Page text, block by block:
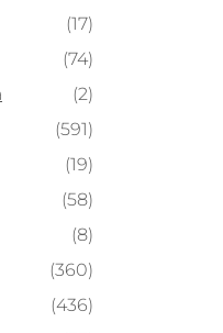
(17)
(74)
(2)
(591)
(19)
(58)
(8)
(360)
(436)